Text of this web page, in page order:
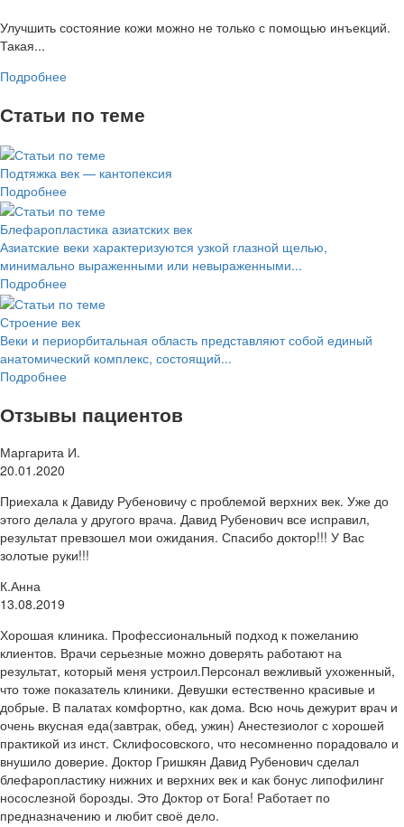
Улучшить состояние кожи можно не только с помощью инъекций.
Такая...
Подробнее
Статьи по теме
Подтяжка век — кантопексия
Подробнее
Блефаропластика азиатских век
Азиатские веки характеризуются узкой глазной щелью,
минимально выраженными или невыраженными...
Подробнее
Строение век
Веки и периорбитальная область представляют собой единый
анатомический комплекс, состоящий...
Подробнее
Отзывы пациентов
Маргарита И.
20.01.2020
Приехала к Давиду Рубеновичу с проблемой верхних век. Уже до
этого делала у другого врача. Давид Рубенович все исправил,
результат превзошел мои ожидания. Спасибо доктор!!! У Вас
золотые руки!!!
К.Анна
13.08.2019
Хорошая клиника. Профессиональный подход к пожеланию
клиентов. Врачи серьезные можно доверять работают на
результат, который меня устроил.Персонал вежливый ухоженный,
что тоже показатель клиники. Девушки естественно красивые и
добрые. В палатах комфортно, как дома. Всю ночь дежурит врач и
очень вкусная еда(завтрак, обед, ужин) Анестезиолог с хорошей
практикой из инст. Склифосовского, что несомненно порадовало и
внушило доверие. Доктор Гришкян Давид Рубенович сделал
блефаропластику нижних и верхних век и как бонус липофилинг
носослезной борозды. Это Доктор от Бога! Работает по
предназначению и любит своё дело.